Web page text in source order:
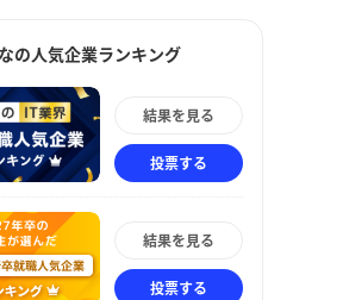
の人気企業ランキング
結果を見る
投票する
結果を見る
投票する